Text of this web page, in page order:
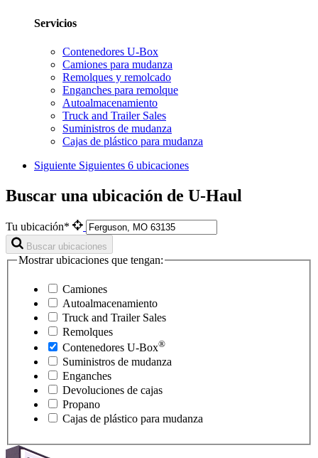
Servicios
Contenedores U-Box
Camiones para mudanza
Remolques y remolcado
Enganches para remolque
Autoalmacenamiento
Truck and Trailer Sales
Suministros de mudanza
Cajas de plástico para mudanza
Siguiente Siguientes 6 ubicaciones
Buscar una ubicación de U-Haul
Tu ubicación*
Buscar ubicaciones
Mostrar ubicaciones que tengan:
Camiones
Autoalmacenamiento
Truck and Trailer Sales
Remolques
Contenedores U-Box®
Suministros de mudanza
Enganches
Devoluciones de cajas
Propano
Cajas de plástico para mudanza